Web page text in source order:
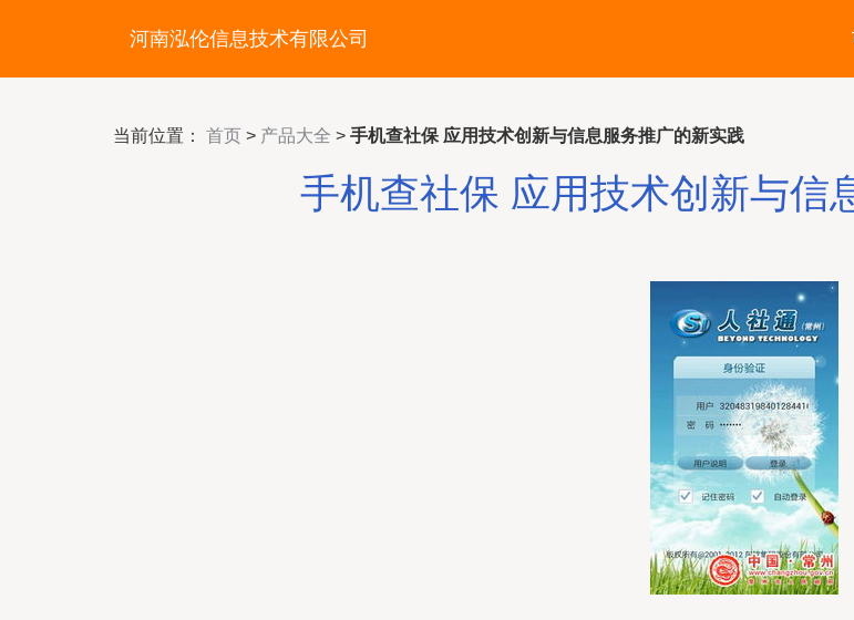
河南泓伦信息技术有限公司
当前位置： 首页 > 产品大全 > 手机查社保 应用技术创新与信息服务推广的新实践
手机查社保 应用技术创新与信